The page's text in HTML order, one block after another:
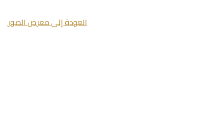
العودة إلى معرض الصور